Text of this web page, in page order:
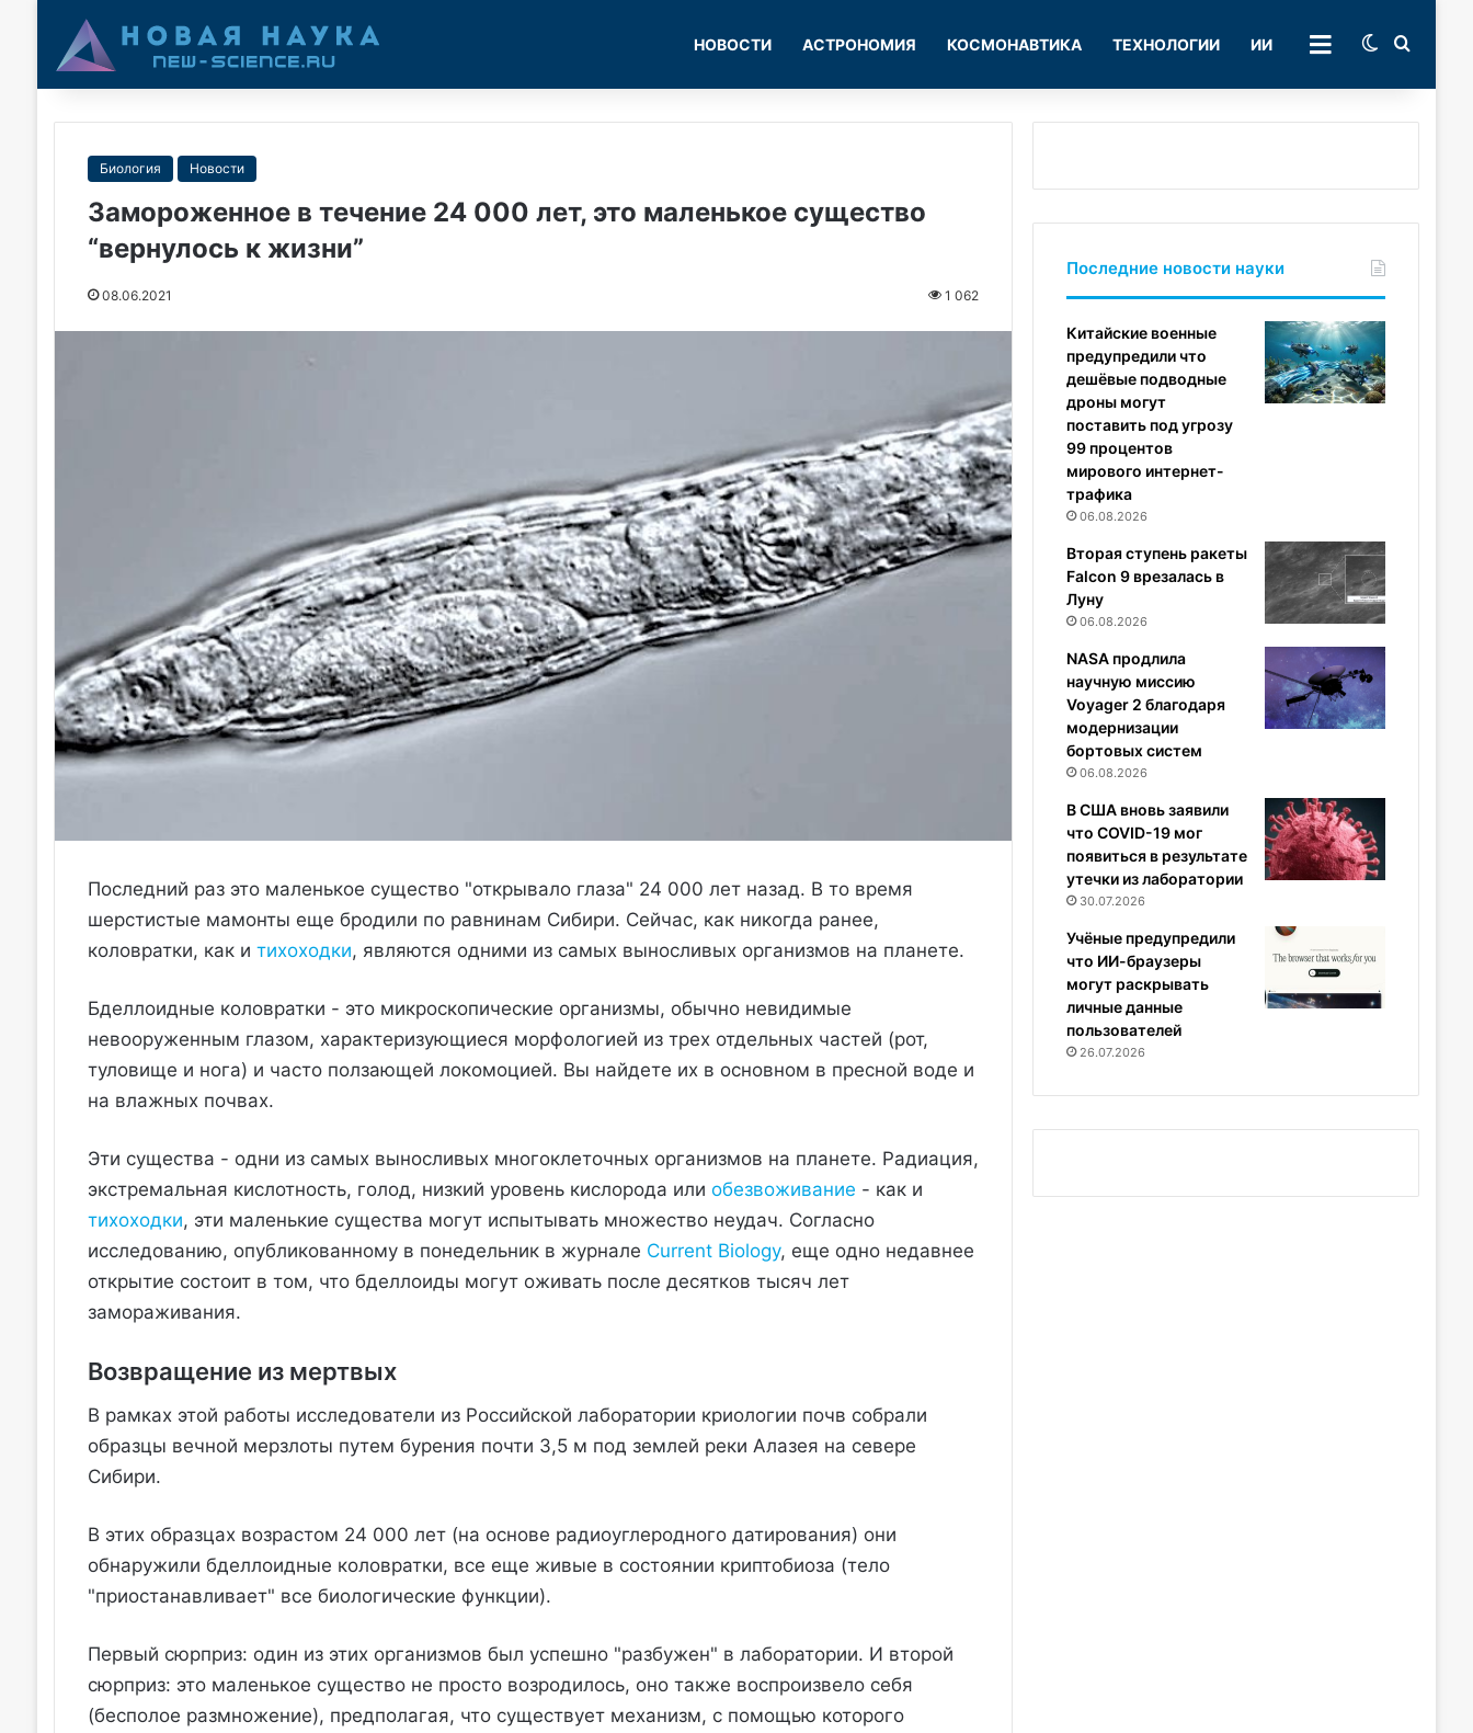
НОВОСТИ АСТРОНОМИЯ КОСМОНАВТИКА ТЕХНОЛОГИИ ИИ РУБРИКИSwitch skin
Биология Новости
Замороженное в течение 24 000 лет, это маленькое существо
“вернулось к жизни”
08.06.2021 1 062
Последний раз это маленькое существо "открывало глаза" 24 000 лет назад. В то время
шерстистые мамонты еще бродили по равнинам Сибири. Сейчас, как никогда ранее,
коловратки, как и тихоходки, являются одними из самых выносливых организмов на планете.
Бделлоидные коловратки - это микроскопические организмы, обычно невидимые
невооруженным глазом, характеризующиеся морфологией из трех отдельных частей (рот,
туловище и нога) и часто ползающей локомоцией. Вы найдете их в основном в пресной воде и
на влажных почвах.
Эти существа - одни из самых выносливых многоклеточных организмов на планете. Радиация,
экстремальная кислотность, голод, низкий уровень кислорода или обезвоживание - как и
тихоходки, эти маленькие существа могут испытывать множество неудач. Согласно
исследованию, опубликованному в понедельник в журнале Current Biology, еще одно недавнее
открытие состоит в том, что бделлоиды могут оживать после десятков тысяч лет
замораживания.
Возвращение из мертвых
В рамках этой работы исследователи из Российской лаборатории криологии почв собрали
образцы вечной мерзлоты путем бурения почти 3,5 м под землей реки Алазея на севере
Сибири.
В этих образцах возрастом 24 000 лет (на основе радиоуглеродного датирования) они
обнаружили бделлоидные коловратки, все еще живые в состоянии криптобиоза (тело
"приостанавливает" все биологические функции).
Первый сюрприз: один из этих организмов был успешно "разбужен" в лаборатории. И второй
сюрприз: это маленькое существо не просто возродилось, оно также воспроизвело себя
(бесполое размножение), предполагая, что существует механизм, с помощью которого
Последние новости науки
Китайские военные
предупредили что
дешёвые подводные
дроны могут
поставить под угрозу
99 процентов
мирового интернет-
трафика
06.08.2026
Вторая ступень ракеты
Falcon 9 врезалась в
Луну
06.08.2026
NASA продлила
научную миссию
Voyager 2 благодаря
модернизации
бортовых систем
06.08.2026
В США вновь заявили
что COVID-19 мог
появиться в результате
утечки из лаборатории
30.07.2026
Учёные предупредили
что ИИ-браузеры
могут раскрывать
личные данные
пользователей
26.07.2026